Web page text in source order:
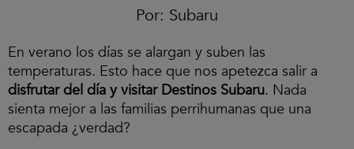
Por: Subaru
En verano los días se alargan y suben las
temperaturas. Esto hace que nos apetezca salir a
disfrutar del día y visitar Destinos Subaru. Nada
sienta mejor a las familias perrihumanas que una
escapada ¿verdad?